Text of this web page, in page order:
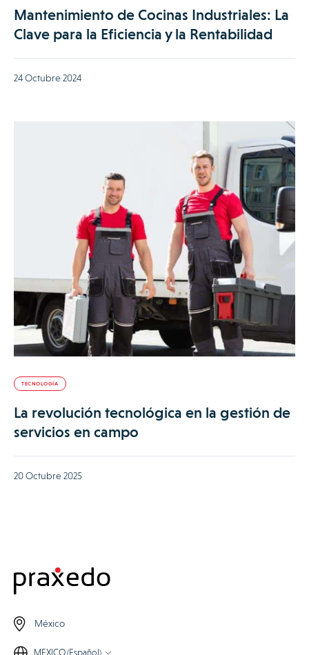
Mantenimiento de Cocinas Industriales: La
Clave para la Eficiencia y la Rentabilidad
24 Octubre 2024
TECNOLOGÍA
La revolución tecnológica en la gestión de
servicios en campo
20 Octubre 2025
México
MEXICO (Español)